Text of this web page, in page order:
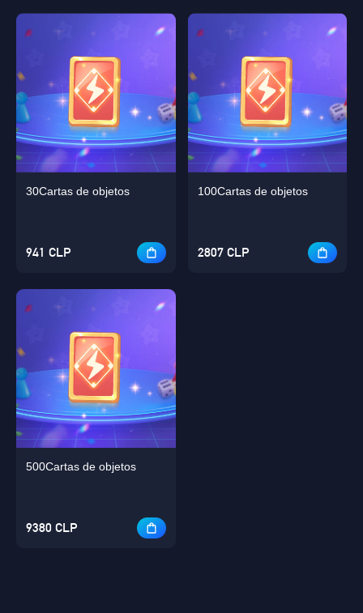
30Cartas de objetos
941 CLP
100Cartas de objetos
2807 CLP
500Cartas de objetos
9380 CLP